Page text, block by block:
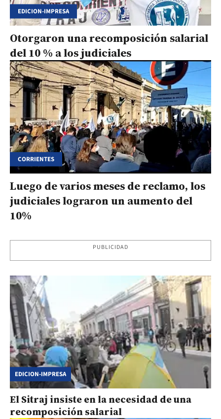
EDICION-IMPRESA
Otorgaron una recomposición salarial
del 10 % a los judiciales
CORRIENTES
Luego de varios meses de reclamo, los
judiciales lograron un aumento del
10%
PUBLICIDAD
EDICION-IMPRESA
El Sitraj insiste en la necesidad de una
recomposición salarial